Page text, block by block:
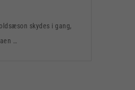
skydes i gang,
…